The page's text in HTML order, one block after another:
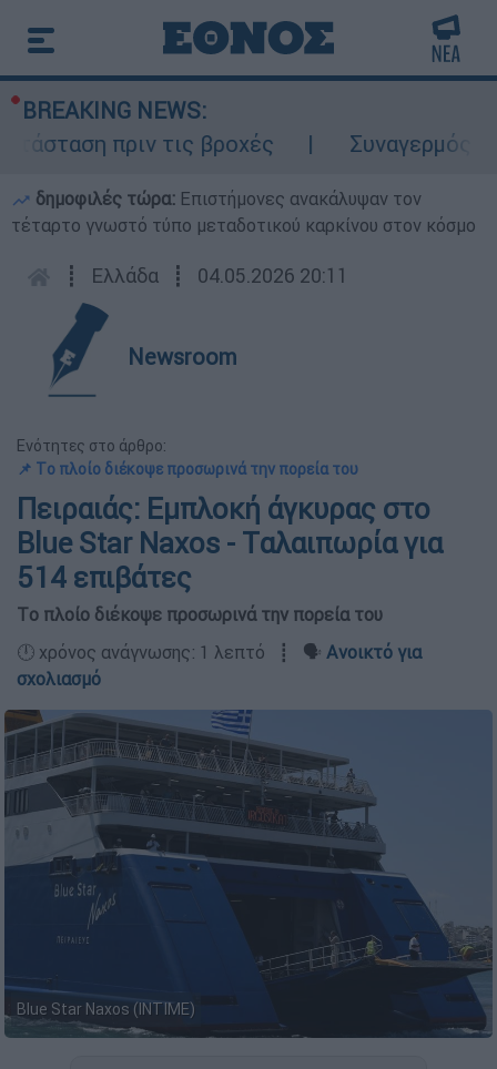
BREAKING NEWS:
πριν τις βροχές
Συναγερμός
δημοφιλές τώρα: Επιστήμονες ανακάλυψαν τον
τέταρτο γνωστό τύπο μεταδοτικού καρκίνου στον κόσμο
┋ Ελλάδα ┋ 04.05.2026 20:11
Newsroom
Ενότητες στο άρθρο:
📌 Tο πλοίο διέκοψε προσωρινά την πορεία του
Πειραιάς: Εμπλοκή άγκυρας στο
Blue Star Naxos - Tαλαιπωρία για
514 επιβάτες
Tο πλοίο διέκοψε προσωρινά την πορεία του
🕛 χρόνος ανάγνωσης: 1 λεπτό ┋ 🗣️ Ανοικτό για
σχολιασμό
Blue Star Naxos (INTIME)